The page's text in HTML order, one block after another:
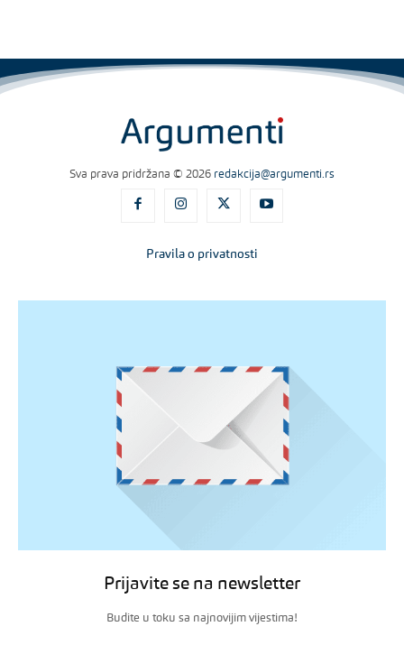
Sva prava pridržana © 2026 redakcija@argumenti.rs
Pravila o privatnosti
Prijavite se na newsletter
Budite u toku sa najnovijim vijestima!